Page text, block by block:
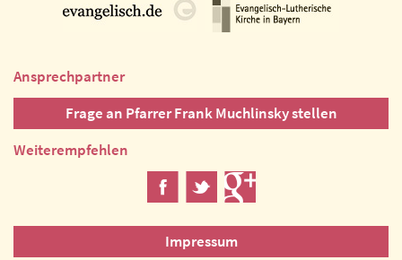
Ansprechpartner
Frage an Pfarrer Frank Muchlinsky stellen
Weiterempfehlen
Impressum